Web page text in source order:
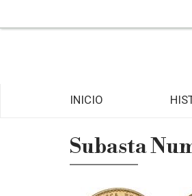
INICIO
Subasta